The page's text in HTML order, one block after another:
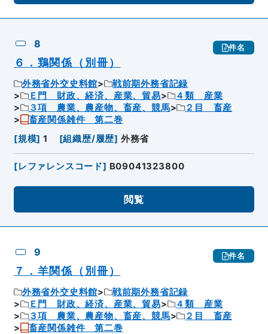
8 件名
６．鶏関係（別冊）
外務省外交史料館
戦前期外務省記録
Ｅ門 財政、経済、産業、貿易
４類 産業
３項 農業、農産物、畜産、競馬
２目 畜産
畜産関係雑件 第二巻
[規模] 1 [組織歴/履歴] 外務省
[レファレンスコード] B09041323800
閲覧
9 件名
７．羊関係（別冊）
外務省外交史料館
戦前期外務省記録
Ｅ門 財政、経済、産業、貿易
４類 産業
３項 農業、農産物、畜産、競馬
２目 畜産
畜産関係雑件 第二巻